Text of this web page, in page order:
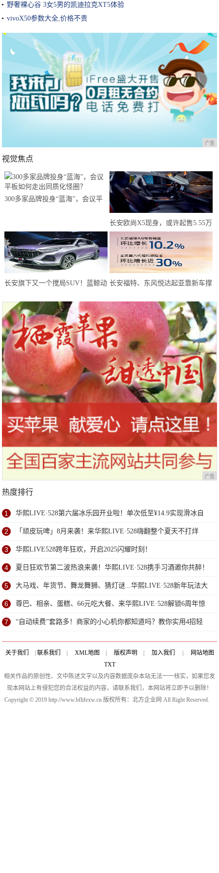
野奢裸心谷 3女5男的凯迪拉克XT5体验
vivoX50参数大全,价格不贵
广告
视觉焦点
300多家品牌投身“蓝海”，会议平
长安欧尚X5现身，或许起售5.55万
元？年轻人有了新选择
长安旗下又一个搅局SUV！蓝鲸动 长安福特、东风悦达起亚靠新车撑
广告
热度排行
1 华熙LIVE·528第六届冰乐园开业啦！单次低至¥14.9实现滑冰自
由！
2 「顽皮玩啤」8月来袭！来华熙LIVE·528嗨翻整个夏天不打烊
3 华熙LIVE528跨年狂欢，开启2025闪耀时刻！
4 夏日狂欢节第二波热浪来袭！华熙LIVE·528携手习酒邀你共醉！
5 大马戏、年货节、舞龙舞狮、猜灯谜...华熙LIVE·528新年玩法大
曝光！一站打卡嗨逛潮玩！解锁惊喜好运轰”longlong”
6 尊巴、相亲、蛋糕、66元吃大餐、来华熙LIVE·528解锁6周年惊
喜！
7 “自动续费”套路多！商家的小心机你都知道吗？教你实用4招轻
关于我们 | 联系我们 | XML地图 | 版权声明 | 加入我们 |
网站地图
TXT
相关作品的原创性、文中陈述文字以及内容数据庞杂本站无法一一核实，如果您发
现本网站上有侵犯您的合法权益的内容，请联系我们，本网站将立即予以删除！
Copyright © 2019 http://www.bflifexw.cn 版权所有：北方企业网 All Right Reserved.